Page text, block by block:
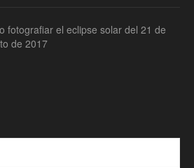
fotografiar el eclipse solar del 21 de
de 2017